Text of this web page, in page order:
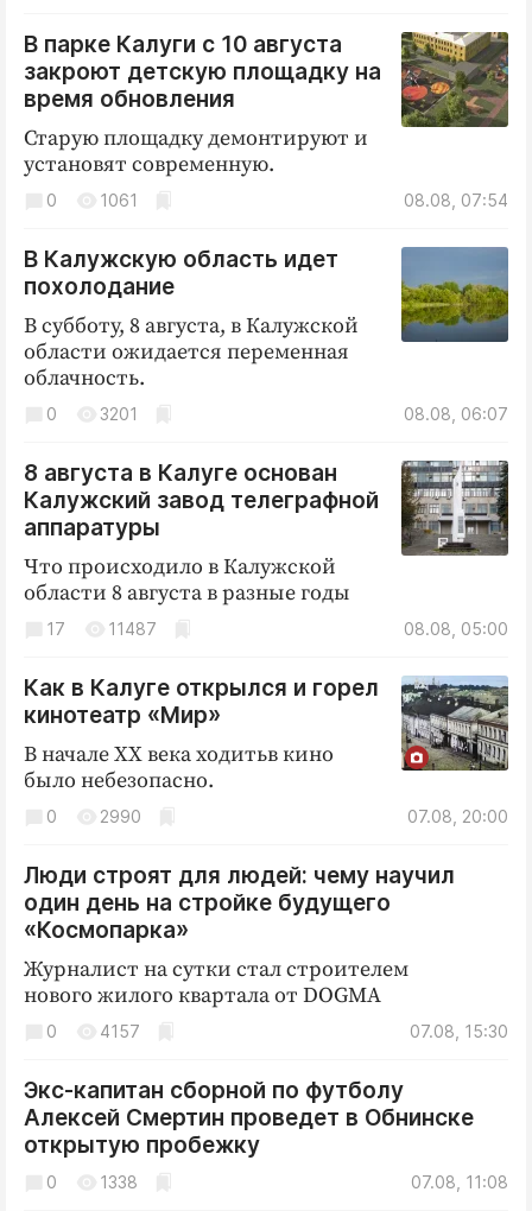
В парке Калуги с 10 августа
закроют детскую площадку на
время обновления
Старую площадку демонтируют и
установят современную.
08.08, 07:54
0 1061
В Калужскую область идет
похолодание
В субботу, 8 августа, в Калужской
области ожидается переменная
облачность.
08.08, 06:07
0 3201
8 августа в Калуге основан
Калужский завод телеграфной
аппаратуры
Что происходило в Калужской
области 8 августа в разные годы
08.08, 05:00
17 11487
Как в Калуге открылся и горел
кинотеатр «Мир»
В начале ХХ века ходитьв кино
было небезопасно.
07.08, 20:00
0 2990
Люди строят для людей: чему научил
один день на стройке будущего
«Космопарка»
Журналист на сутки стал строителем
нового жилого квартала от DOGMA
07.08, 15:30
0 4157
Экс-капитан сборной по футболу
Алексей Смертин проведет в Обнинске
открытую пробежку
07.08, 11:08
0 1338